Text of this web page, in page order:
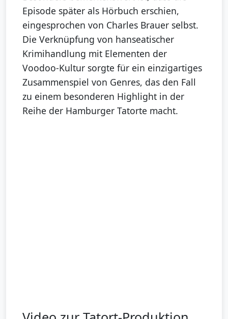
Episode später als Hörbuch erschien,
eingesprochen von Charles Brauer selbst.
Die Verknüpfung von hanseatischer
Krimihandlung mit Elementen der
Voodoo-Kultur sorgte für ein einzigartiges
Zusammenspiel von Genres, das den Fall
zu einem besonderen Highlight in der
Reihe der Hamburger Tatorte macht.